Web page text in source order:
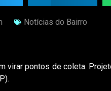
Notícias do Bairro
virar pontos de coleta.